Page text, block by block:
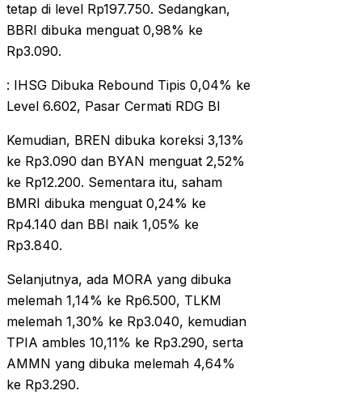
tetap di level Rp197.750. Sedangkan,
BBRI dibuka menguat 0,98% ke
Rp3.090.
: IHSG Dibuka Rebound Tipis 0,04% ke
Level 6.602, Pasar Cermati RDG BI
Kemudian, BREN dibuka koreksi 3,13%
ke Rp3.090 dan BYAN menguat 2,52%
ke Rp12.200. Sementara itu, saham
BMRI dibuka menguat 0,24% ke
Rp4.140 dan BBI naik 1,05% ke
Rp3.840.
Selanjutnya, ada MORA yang dibuka
melemah 1,14% ke Rp6.500, TLKM
melemah 1,30% ke Rp3.040, kemudian
TPIA ambles 10,11% ke Rp3.290, serta
AMMN yang dibuka melemah 4,64%
ke Rp3.290.